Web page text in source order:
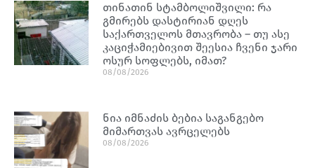
თინათინ სტამბოლიშვილი: რა
გმირებს დასტირიან დღეს
საქართველოს მთავრობა – თუ ასე
კაციჭამიებივით შეესია ჩვენი ჯარი
ოსურ სოფლებს, იმათ?
08/08/2026
ნია იმნაძის ბებია საგანგებო
მიმართვას ავრცელებს
08/08/2026